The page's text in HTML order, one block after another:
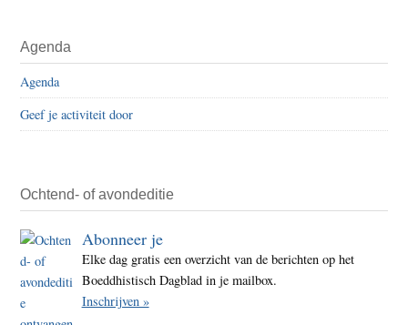
Agenda
Agenda
Geef je activiteit door
Ochtend- of avondeditie
Abonneer je
Elke dag gratis een overzicht van de berichten op het
Boeddhistisch Dagblad in je mailbox.
Inschrijven »